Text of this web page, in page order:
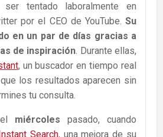
tentado laboralmente en
por el CEO de YouTube. Su
en un par de días gracias a
de inspiración. Durante ellas,
, un buscador en tiempo real
los resultados aparecen sin
tu consulta.
miércoles pasado, cuando
Search, una mejora de su